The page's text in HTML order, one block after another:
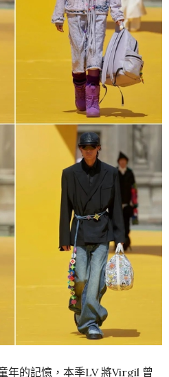
年的記憶，本季LV 將Virgil 曾